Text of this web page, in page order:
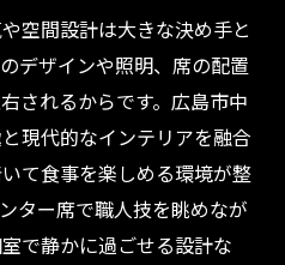
空間設計は大きな決め手と
デザインや照明、席の配置
されるからです。広島市中
現代的なインテリアを融合
て食事を楽しめる環境が整
ター席で職人技を眺めなが
で静かに過ごせる設計な